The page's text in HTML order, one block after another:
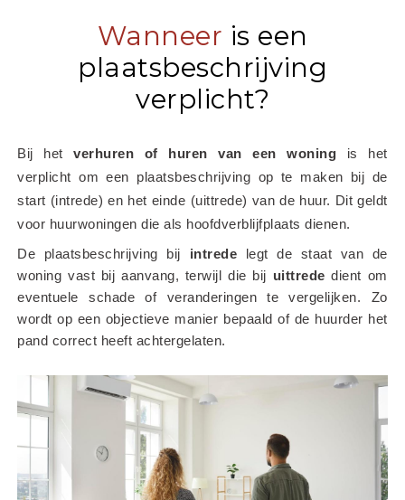
Wanneer is een
plaatsbeschrijving
verplicht?
Bij het verhuren of huren van een woning is het
verplicht om een plaatsbeschrijving op te maken bij de
start (intrede) en het einde (uittrede) van de huur. Dit geldt
voor huurwoningen die als hoofdverblijfplaats dienen.
De plaatsbeschrijving bij intrede legt de staat van de
woning vast bij aanvang, terwijl die bij uittrede dient om
eventuele schade of veranderingen te vergelijken. Zo
wordt op een objectieve manier bepaald of de huurder het
pand correct heeft achtergelaten.